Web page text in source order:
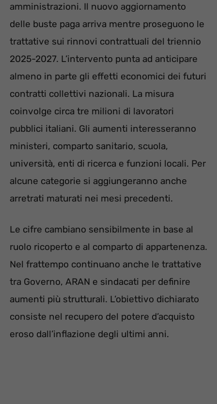
amministrazioni. Il nuovo aggiornamento
delle buste paga arriva mentre proseguono le
trattative sui rinnovi contrattuali del triennio
2025-2027. L’intervento punta ad anticipare
almeno in parte gli effetti economici dei futuri
contratti collettivi nazionali. La misura
coinvolge circa tre milioni di lavoratori
pubblici italiani. Gli aumenti interesseranno
ministeri, comparto sanitario, scuola,
università, enti di ricerca e funzioni locali. Per
alcune categorie si aggiungeranno anche
arretrati maturati nei mesi precedenti.
Le cifre cambiano sensibilmente in base al
ruolo ricoperto e al comparto di appartenenza.
Nel frattempo continuano anche le trattative
tra Governo, ARAN e sindacati per definire
aumenti più strutturali. L’obiettivo dichiarato
consiste nel recupero del potere d’acquisto
eroso dall’inflazione degli ultimi anni.